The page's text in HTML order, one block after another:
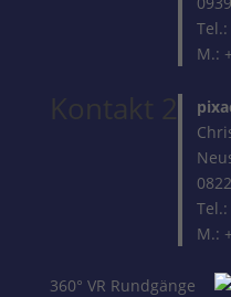
M.:
Kontakt 2
M.:
360° VR Rundgänge